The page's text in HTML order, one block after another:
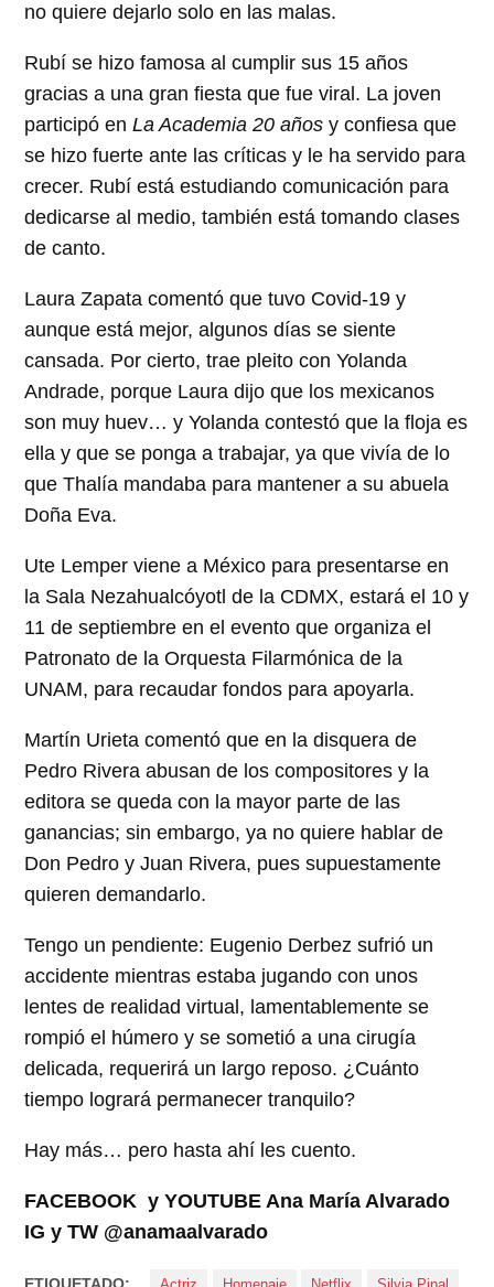
no quiere dejarlo solo en las malas.
Rubí se hizo famosa al cumplir sus 15 años
gracias a una gran fiesta que fue viral. La joven
participó enLa Academia 20 años y confiesa que
se hizo fuerte ante las críticas y le ha servido para
crecer. Rubí está estudiando comunicación para
dedicarse al medio, también está tomando clases
de canto.
Laura Zapata comentó que tuvo Covid-19 y
aunque está mejor, algunos días se siente
cansada. Por cierto, trae pleito con Yolanda
Andrade, porque Laura dijo que los mexicanos
son muy huev… y Yolanda contestó que la floja es
ella y que se ponga a trabajar, ya que vivía de lo
que Thalía mandaba para mantener a su abuela
Doña Eva.
Ute Lemper viene a México para presentarse en
la Sala Nezahualcóyotl de la CDMX, estará el 10 y
11 de septiembre en el evento que organiza el
Patronato de la Orquesta Filarmónica de la
UNAM, para recaudar fondos para apoyarla.
Martín Urieta comentó que en la disquera de
Pedro Rivera abusan de los compositores y la
editora se queda con la mayor parte de las
ganancias; sin embargo, ya no quiere hablar de
Don Pedro y Juan Rivera, pues supuestamente
quieren demandarlo.
Tengo un pendiente: Eugenio Derbez sufrió un
accidente mientras estaba jugando con unos
lentes de realidad virtual, lamentablemente se
rompió el húmero y se sometió a una cirugía
delicada, requerirá un largo reposo. ¿Cuánto
tiempo logrará permanecer tranquilo?
Hay más… pero hasta ahí les cuento.
FACEBOOK y YOUTUBE Ana María Alvarado
IG y TW @anamaalvarado